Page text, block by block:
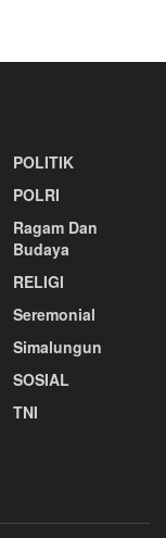
POLITIK
POLRI
Ragam Dan
Budaya
RELIGI
Seremonial
Simalungun
SOSIAL
TNI